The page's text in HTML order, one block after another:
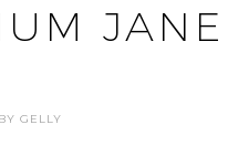
BY GELLY